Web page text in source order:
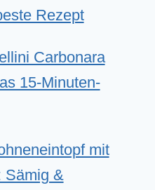
Rezept
Carbonara
15-Minuten-
mit
Sämig &